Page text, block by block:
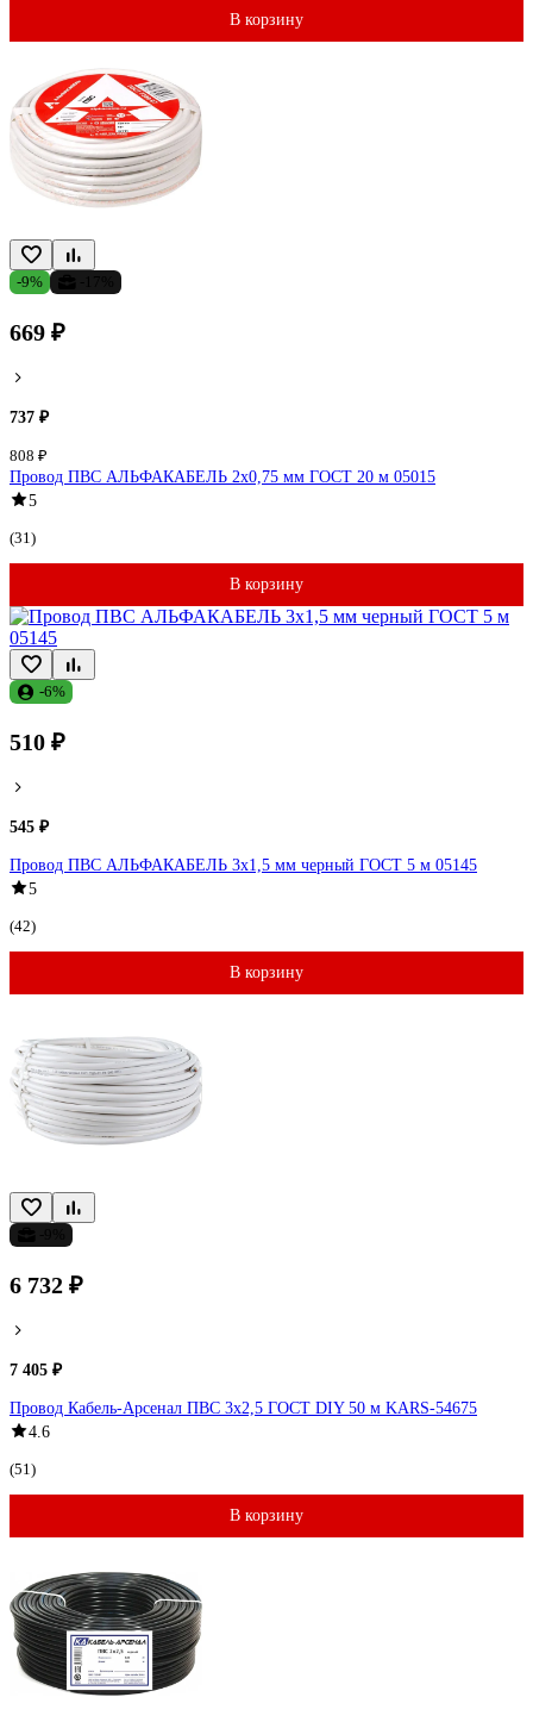
В корзину
-9%
669 ₽
737 ₽
808 ₽
Провод ПВС АЛЬФАКАБЕЛЬ 2х0,75 мм ГОСТ 20 м 05015
5
(31)
В корзину
-6%
510 ₽
545 ₽
Провод ПВС АЛЬФАКАБЕЛЬ 3х1,5 мм черный ГОСТ 5 м 05145
5
(42)
В корзину
6 732 ₽
7 405 ₽
Провод Кабель-Арсенал ПВС 3x2,5 ГОСТ DIY 50 м KARS-54675
4.6
(51)
В корзину